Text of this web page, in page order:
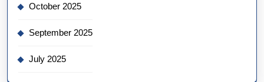
October 2025
September 2025
July 2025